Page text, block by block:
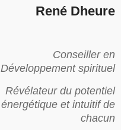
René Dheure
Conseiller en
Développement spirituel
Révélateur du potentiel
énergétique et intuitif de
chacun